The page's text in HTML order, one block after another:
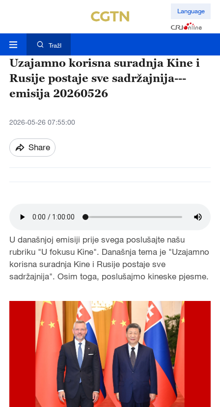
Language
TražI
Uzajamno korisna suradnja Kine i
Rusije postaje sve sadržajnija---
emisija 20260526
2026-05-26 07:55:00
Share
U današnjoj emisiji prije svega poslušajte našu
rubriku "U fokusu Kine". Današnja tema je "Uzajamno
korisna suradnja Kine i Rusije postaje sve
sadržajnija". Osim toga, poslušajmo kineske pjesme.